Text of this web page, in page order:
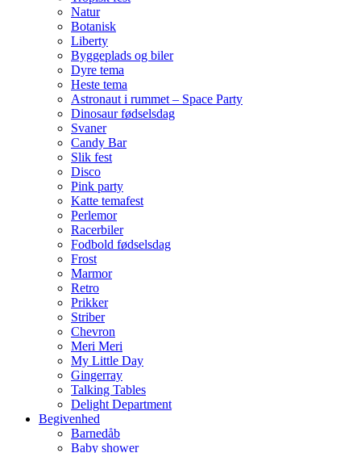
Natur
Botanisk
Liberty
Byggeplads og biler
Dyre tema
Heste tema
Astronaut i rummet – Space Party
Dinosaur fødselsdag
Svaner
Candy Bar
Slik fest
Disco
Pink party
Katte temafest
Perlemor
Racerbiler
Fodbold fødselsdag
Frost
Marmor
Retro
Prikker
Striber
Chevron
Meri Meri
My Little Day
Gingerray
Talking Tables
Delight Department
Begivenhed
Barnedåb
Baby shower